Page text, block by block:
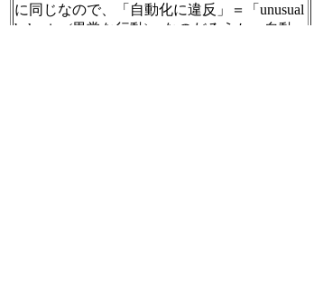
に同じなので、「自動化に違反」＝「unusual
behavior (異常な行動)」なのだろうか。自動